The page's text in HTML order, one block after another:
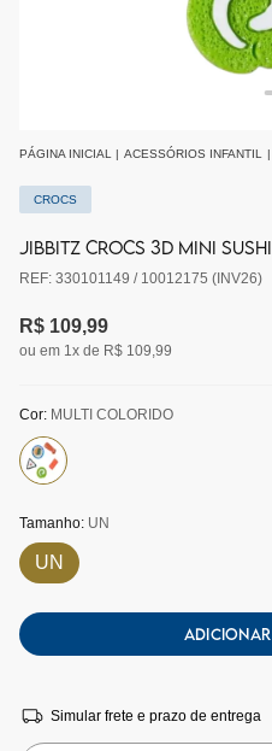
PÁGINA INICIAL | ACESSÓRIOS INFANTIL |
CROCS
JIBBITZ CROCS 3D MINI
REF: 330101149 / 10012175 (INV26)
R$ 109,99
ou em 1x de R$ 109,99
Cor: MULTI COLORIDO
Tamanho: UN
UN
Simular frete e prazo de entrega